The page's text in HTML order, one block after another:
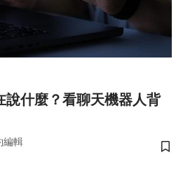
說什麼？看聊天機器人背
編輯
儲